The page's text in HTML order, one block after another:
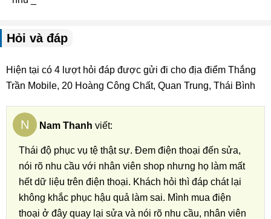
Hỏi và đáp
Hiện tại có 4 lượt hỏi đáp được gửi đi cho địa điểm Thắng
Trần Mobile, 20 Hoàng Công Chất, Quan Trung, Thái Bình
N Nam Thanh viết:
Thái độ phục vụ tệ thật sự. Đem điện thoại đến sửa,
nói rõ nhu cầu với nhân viên shop nhưng họ làm mất
hết dữ liệu trên điện thoại. Khách hỏi thì đáp chát lại
không khắc phục hậu quả làm sai. Mình mua điện
thoại ở đây quay lại sửa và nói rõ nhu cầu, nhân viên